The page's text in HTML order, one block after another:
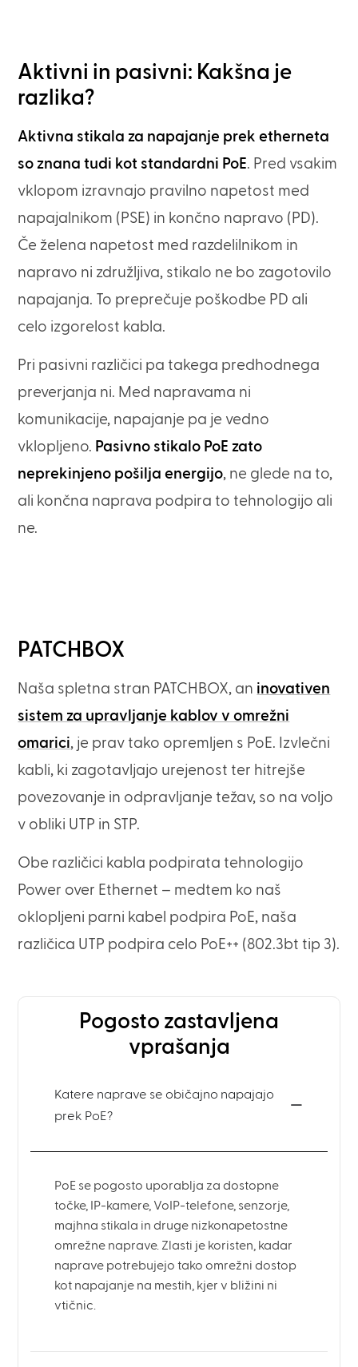
Aktivni in pasivni: Kakšna je
razlika?
Aktivna stikala za napajanje prek etherneta
so znana tudi kot standardni PoE. Pred vsakim
vklopom izravnajo pravilno napetost med
napajalnikom (PSE) in končno napravo (PD).
Če želena napetost med razdelilnikom in
napravo ni združljiva, stikalo ne bo zagotovilo
napajanja. To preprečuje poškodbe PD ali
celo izgorelost kabla.
Pri pasivni različici pa takega predhodnega
preverjanja ni. Med napravama ni
komunikacije, napajanje pa je vedno
vklopljeno. Pasivno stikalo PoE zato
neprekinjeno pošilja energijo, ne glede na to,
ali končna naprava podpira to tehnologijo ali
ne.
PATCHBOX
Naša spletna stran PATCHBOX, an inovativen
sistem za upravljanje kablov v omrežni
omarici, je prav tako opremljen s PoE. Izvlečni
kabli, ki zagotavljajo urejenost ter hitrejše
povezovanje in odpravljanje težav, so na voljo
v obliki UTP in STP.
Obe različici kabla podpirata tehnologijo
Power over Ethernet – medtem ko naš
oklopljeni parni kabel podpira PoE, naša
različica UTP podpira celo PoE++ (802.3bt tip 3).
Pogosto zastavljena
vprašanja
Katere naprave se običajno napajajo
prek PoE?
PoE se pogosto uporablja za dostopne
točke, IP-kamere, VoIP-telefone, senzorje,
majhna stikala in druge nizkonapetostne
omrežne naprave. Zlasti je koristen, kadar
naprave potrebujejo tako omrežni dostop
kot napajanje na mestih, kjer v bližini ni
vtičnic.